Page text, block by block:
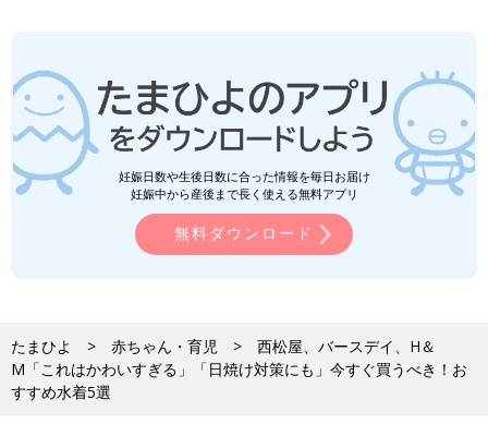
妊娠日数や生後日数に合った情報を毎日お届け
妊娠中から産後まで長く使える無料アプリ
無料ダウンロード
たまひよ 赤ちゃん・育児
西松屋、バースデイ、H＆
M「これはかわいすぎる」「日焼け対策にも」今すぐ買うべき！お
すすめ水着5選